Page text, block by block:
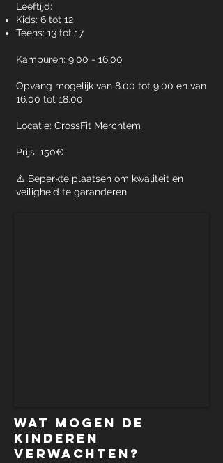
Leeftijd:
Kids: 6 tot 12
Teens: 13 tot 17
Kampuren: 9.00 - 16.00
Opvang mogelijk van 8.00 tot 9.00 en van
16.00 tot 18.00
Locatie: CrossFit Merchtem
Prijs: 150€
⚠️ Beperkte plaatsen om kwaliteit en
veiligheid te garanderen.
Wat mogen de
kinderen
verwachten?